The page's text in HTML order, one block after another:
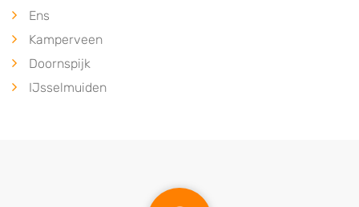
Ens
Kamperveen
Doornspijk
IJsselmuiden